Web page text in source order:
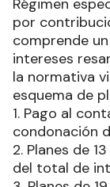
Régimen
por
comprende
intereses
la normativa
esquema de
1. Pago al
condonación
2. Planes de
del total de